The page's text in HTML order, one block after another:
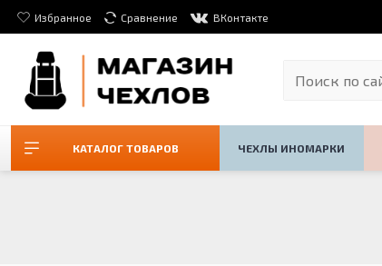
Избранное Сравнение ВКонтакте
КАТАЛОГ ТОВАРОВ ЧЕХЛЫ ИНОМАРКИ